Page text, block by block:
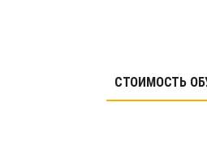
СТОИМОСТЬ